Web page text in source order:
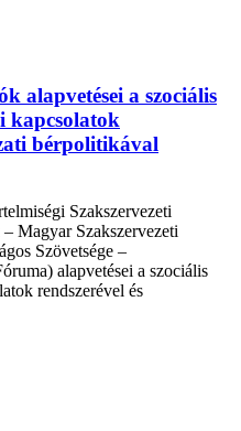
alapvetései a szociális
kapcsolatok
bérpolitikával
Szakszervezeti
Magyar Szakszervezeti
Szövetsége –
alapvetései a szociális
rendszerével és